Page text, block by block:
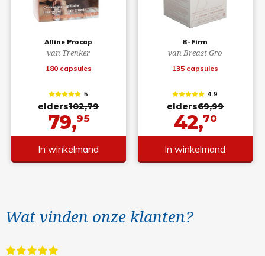
Alline Procap
van Trenker
180 capsules
5
elders102,79
79,95
In winkelmand
B-Firm
van Breast Gro
135 capsules
4.9
elders69,99
42,70
In winkelmand
Wat vinden onze klanten?